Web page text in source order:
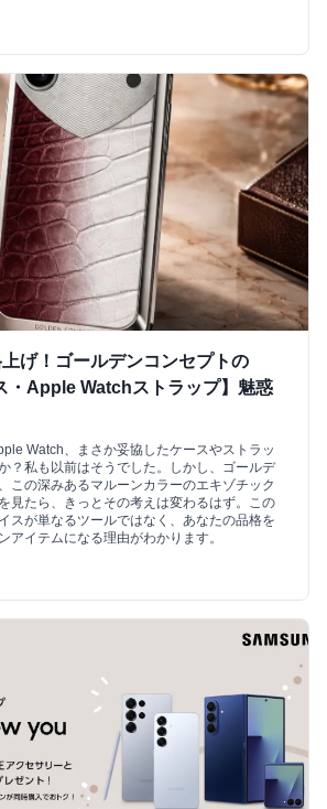
げ！ゴールデンコンセプトの
・Apple Watchストラップ】魅惑
Watch、まさか妥協したケースやストラッ
？私も以前はそうでした。しかし、ゴールデ
この深みあるマルーンカラーのエキゾチック
見たら、きっとその考えは変わるはず。この
スが単なるツールではなく、あなたの品格を
アイテムになる理由がわかります。